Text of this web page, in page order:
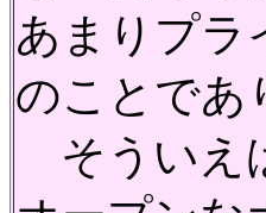
あまりプラ
のことであ
そういえ